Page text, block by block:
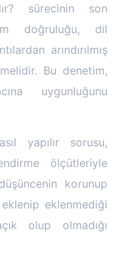
sürecinin son
doğruluğu, dil
arındırılmış
Bu denetim,
uygunluğunu
yapılır sorusu,
ölçütleriyle
korunup
eklenmediği
olup olmadığı